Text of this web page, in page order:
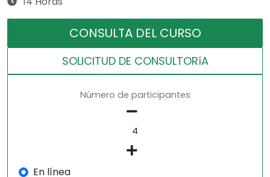
CONSULTA DEL CURSO
SOLICITUD DE CONSULTORíA
Número de participantes
En línea